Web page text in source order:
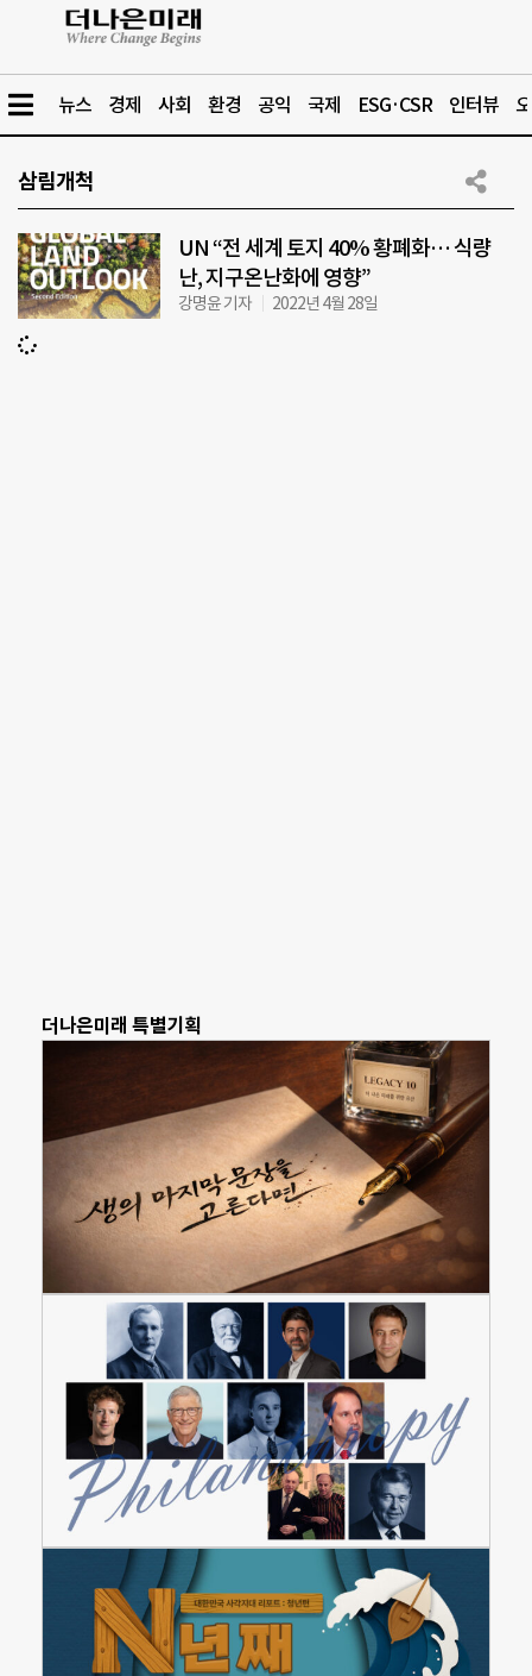
뉴스 경제 사회 환경 공익 국제 ESG·CSR 인터뷰
삼림개척
UN “전 세계 토지 40% 황폐화… 식량
난, 지구온난화에 영향”
강명윤 기자 2022년 4월 28일
더나은미래 특별기획